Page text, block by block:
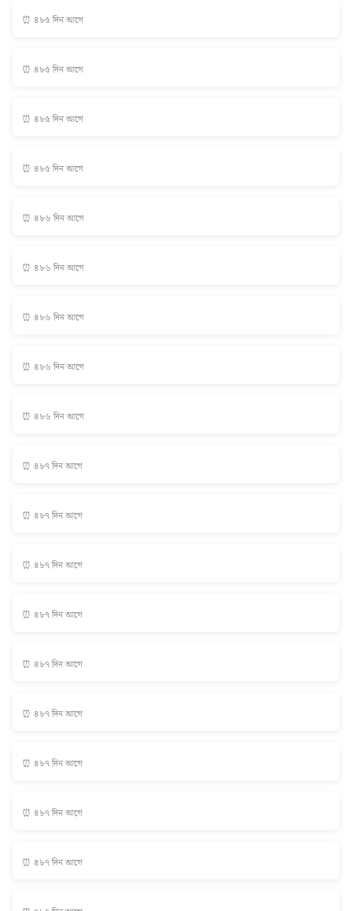
⏰ ৪৮৫ দিন আগে
⏰ ৪৮৫ দিন আগে
⏰ ৪৮৫ দিন আগে
⏰ ৪৮৫ দিন আগে
⏰ ৪৮৬ দিন আগে
⏰ ৪৮৬ দিন আগে
⏰ ৪৮৬ দিন আগে
⏰ ৪৮৬ দিন আগে
⏰ ৪৮৬ দিন আগে
⏰ ৪৮৭ দিন আগে
⏰ ৪৮৭ দিন আগে
⏰ ৪৮৭ দিন আগে
⏰ ৪৮৭ দিন আগে
⏰ ৪৮৭ দিন আগে
⏰ ৪৮৭ দিন আগে
⏰ ৪৮৭ দিন আগে
⏰ ৪৮৭ দিন আগে
⏰ ৪৮৭ দিন আগে